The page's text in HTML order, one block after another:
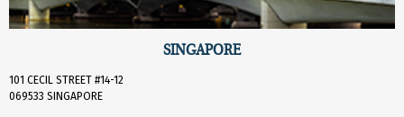
SINGAPORE
101 CECIL STREET #14-12
069533 SINGAPORE